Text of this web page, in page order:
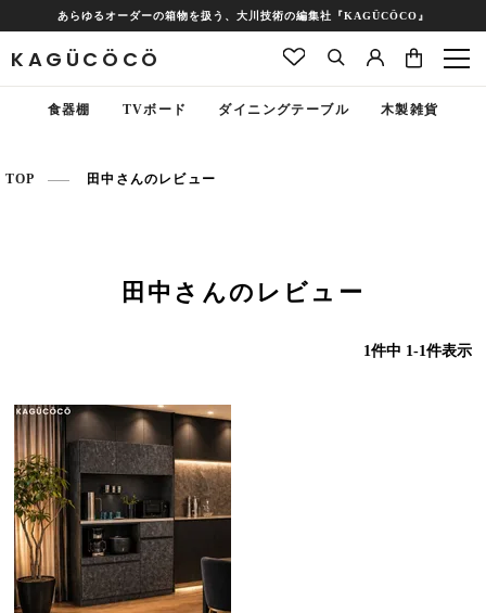
あらゆるオーダーの箱物を扱う、大川技術の編集社『KAGÜCÖCO』
KAGÜCÖCÖ
食器棚 TVボード ダイニングテーブル 木製雑貨
TOP 田中さんのレビュー
田中さんのレビュー
1件中 1-1件表示